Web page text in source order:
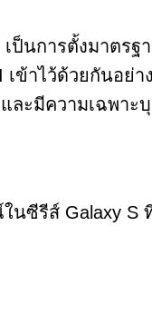
เป็นการตั้งมาตร
เข้าไว้ด้วยกันอย่
ละมีความเฉพาะ
ในซีรีส์ Galaxy S